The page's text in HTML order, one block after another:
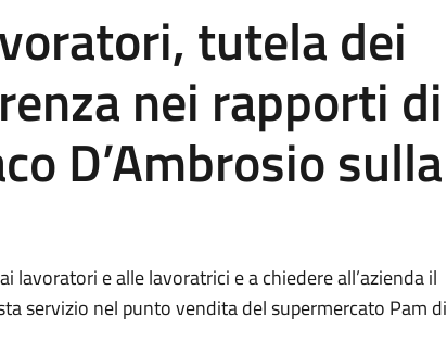
tutela dei
nei rapporti di
D’Ambrosio sulla
e alle lavoratrici e a chiedere all’azienda il
servizio nel punto vendita del supermercato Pam di